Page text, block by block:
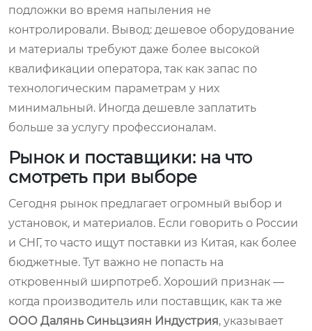
подложки во время напыления не
контролировали. Вывод: дешевое оборудование
и материалы требуют даже более высокой
квалификации оператора, так как запас по
технологическим параметрам у них
минимальный. Иногда дешевле заплатить
больше за услугу профессионалам.
Рынок и поставщики: на что
смотреть при выборе
Сегодня рынок предлагает огромный выбор и
установок, и материалов. Если говорить о России
и СНГ, то часто ищут поставки из Китая, как более
бюджетные. Тут важно не попасть на
откровенный ширпотреб. Хороший признак —
когда производитель или поставщик, как та же
ООО Далянь Синьцзиян Индустрия, указывает